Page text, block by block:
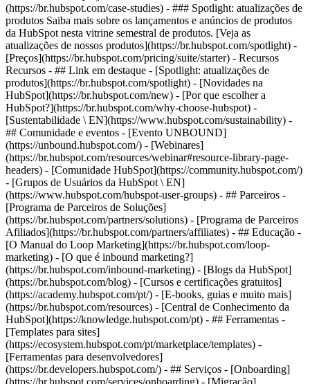
(https://br.hubspot.com/case-studies) - ### Spotlight: atualizações de
produtos Saiba mais sobre os lançamentos e anúncios de produtos
da HubSpot nesta vitrine semestral de produtos. [Veja as
atualizações de nossos produtos](https://br.hubspot.com/spotlight) -
[Preços](https://br.hubspot.com/pricing/suite/starter) - Recursos
Recursos - ## Link em destaque - [Spotlight: atualizações de
produtos](https://br.hubspot.com/spotlight) - [Novidades na
HubSpot](https://br.hubspot.com/new) - [Por que escolher a
HubSpot?](https://br.hubspot.com/why-choose-hubspot) -
[Sustentabilidade \ EN](https://www.hubspot.com/sustainability) -
## Comunidade e eventos - [Evento UNBOUND]
(https://unbound.hubspot.com/) - [Webinares]
(https://br.hubspot.com/resources/webinar#resource-library-page-
headers) - [Comunidade HubSpot](https://community.hubspot.com/)
- [Grupos de Usuários da HubSpot \ EN]
(https://www.hubspot.com/hubspot-user-groups) - ## Parceiros -
[Programa de Parceiros de Soluções]
(https://br.hubspot.com/partners/solutions) - [Programa de Parceiros
Afiliados](https://br.hubspot.com/partners/affiliates) - ## Educação -
[O Manual do Loop Marketing](https://br.hubspot.com/loop-
marketing) - [O que é inbound marketing?]
(https://br.hubspot.com/inbound-marketing) - [Blogs da HubSpot]
(https://br.hubspot.com/blog) - [Cursos e certificações gratuitos]
(https://academy.hubspot.com/pt/) - [E-books, guias e muito mais]
(https://br.hubspot.com/resources) - [Central de Conhecimento da
HubSpot](https://knowledge.hubspot.com/pt) - ## Ferramentas -
[Templates para sites]
(https://ecosystem.hubspot.com/pt/marketplace/templates) -
[Ferramentas para desenvolvedores]
(https://br.developers.hubspot.com/) - ## Serviços - [Onboarding]
(https://br.hubspot.com/services/onboarding) - [Migração]